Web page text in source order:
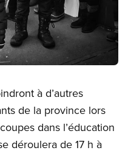
à d’autres
de la province lors
dans l’éducation
déroulera de 17 h à